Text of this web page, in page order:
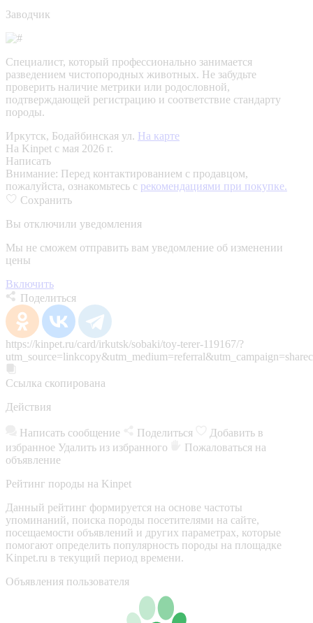
Заводчик
Специалист, который профессионально занимается
разведением чистопородных животных. Не забудьте
проверить наличие метрики или родословной,
подтверждающей регистрацию и соответствие стандарту
породы.
Иркутск, Бодайбинская ул. На карте
На Kinpet c мая 2026 г.
Написать
Внимание: Перед контактированием с продавцом,
пожалуйста, ознакомьтесь с рекомендациями при покупке.
Сохранить
Вы отключили уведомления
Мы не сможем отправить вам уведомление об изменении
цены
Включить
Поделиться
https://kinpet.ru/card/irkutsk/sobaki/toy-terer-119167/?
Ссылка скопирована
Действия
Написать сообщение Поделиться
Добавить в
избранное Удалить из избранного
Пожаловаться на
объявление
Рейтинг породы на Kinpet
Данный рейтинг формируется на основе частоты
упоминаний, поиска породы посетителями на сайте,
посещаемости объявлений и других параметрах, которые
помогают определить популярность породы на площадке
Kinpet.ru в текущий период времени.
Объявления пользователя